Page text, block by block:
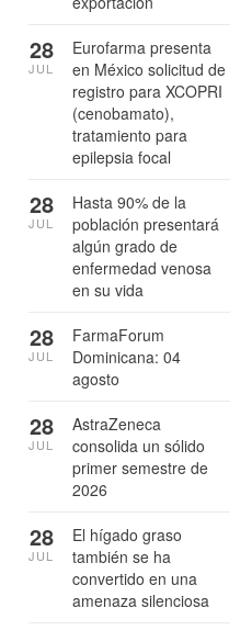
Eurofarma presenta
en México solicitud de
registro para XCOPRI
(cenobamato),
tratamiento para
epilepsia focal
28
JUL
Hasta 90% de la
población presentará
algún grado de
enfermedad venosa
en su vida
28
JUL
FarmaForum
Dominicana: 04
agosto
28
JUL
AstraZeneca
consolida un sólido
primer semestre de
2026
28
JUL
El hígado graso
también se ha
convertido en una
amenaza silenciosa
28
JUL